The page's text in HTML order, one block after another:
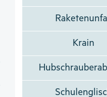
Krain